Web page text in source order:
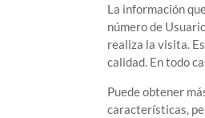
La información
número de
realiza la visita.
calidad. En todo
Puede obtener
características,